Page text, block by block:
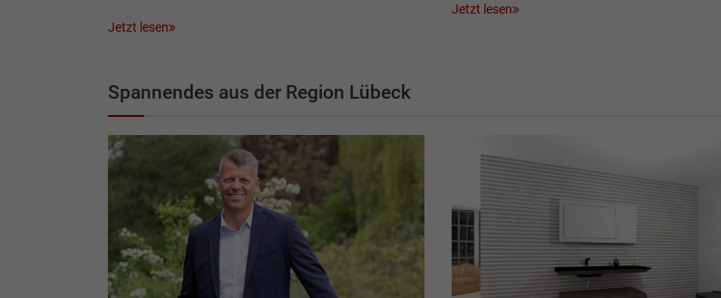
Jetzt lesen
Jetzt lesen
Spannendes aus der Region Lübeck